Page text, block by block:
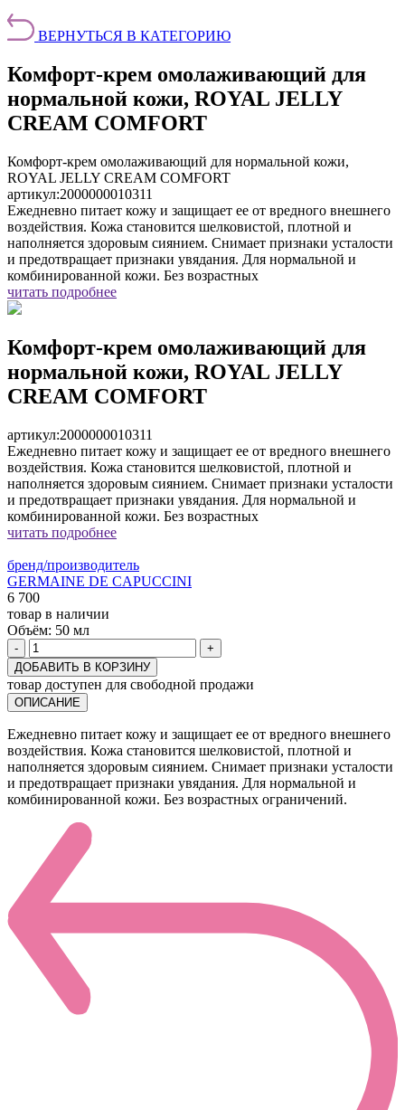
ВЕРНУТЬСЯ В КАТЕГОРИЮ
Комфорт-крем омолаживающий для
нормальной кожи, ROYAL JELLY
CREAM COMFORT
Комфорт-крем омолаживающий для нормальной кожи,
ROYAL JELLY CREAM COMFORT
артикул:2000000010311
Ежедневно питает кожу и защищает ее от вредного внешнего
воздействия. Кожа становится шелковистой, плотной и
наполняется здоровым сиянием. Снимает признаки усталости
и предотвращает признаки увядания. Для нормальной и
комбинированной кожи. Без возрастных
читать подробнее
Комфорт-крем омолаживающий для
нормальной кожи, ROYAL JELLY
CREAM COMFORT
артикул:2000000010311
Ежедневно питает кожу и защищает ее от вредного внешнего
воздействия. Кожа становится шелковистой, плотной и
наполняется здоровым сиянием. Снимает признаки усталости
и предотвращает признаки увядания. Для нормальной и
комбинированной кожи. Без возрастных
читать подробнее
бренд/производитель
GERMAINE DE CAPUCCINI
6 700
товар в наличии
Объём: 50 мл
-
+
ДОБАВИТЬ В КОРЗИНУ
товар доступен для свободной продажи
ОПИСАНИЕ
Ежедневно питает кожу и защищает ее от вредного внешнего
воздействия. Кожа становится шелковистой, плотной и
наполняется здоровым сиянием. Снимает признаки усталости
и предотвращает признаки увядания. Для нормальной и
комбинированной кожи. Без возрастных ограничений.